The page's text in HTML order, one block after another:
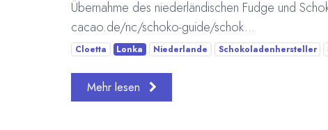
Übernahme des niederländischen Fudge und
cacao.de/nc/schoko-guide/schok...
Cloetta Lonka Niederlande Schokoladenhersteller
Mehr lesen